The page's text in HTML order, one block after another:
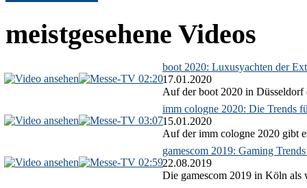
meistgesehene Videos
02:20
boot 2020: Luxusyachten der
17.01.2020
Auf der boot 2020 in Düsseldorf
03:07
imm cologne 2020: Die Trends
15.01.2020
Auf der imm cologne 2020 gibt
02:59
gamescom 2019: Gaming
22.08.2019
Die gamescom 2019 in Köln als